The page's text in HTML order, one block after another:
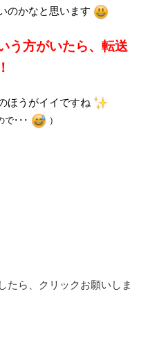
のかなと思います
う方がいたら、転送
ほうがイイですね
で･･･ ）
たら、クリックお願いしま